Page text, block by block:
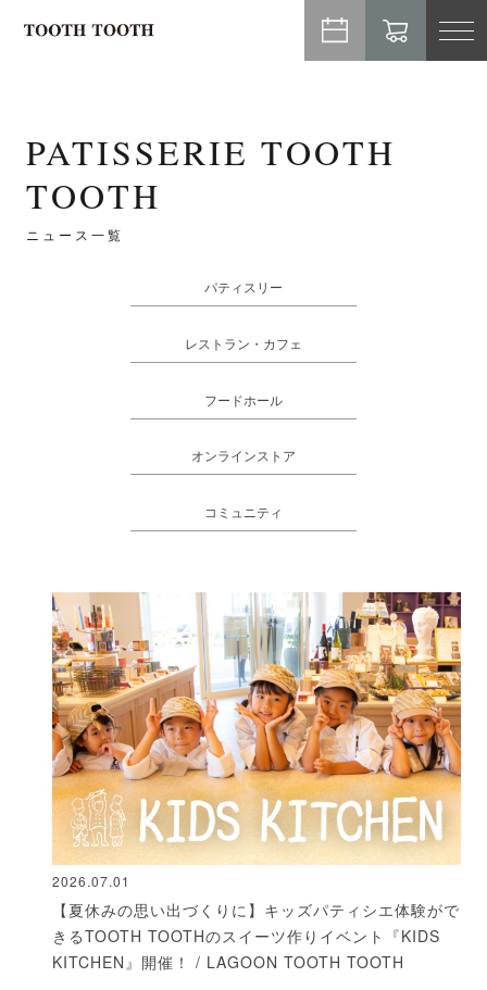
PATISSERIE TOOTH
TOOTH
ニュース一覧
パティスリー
レストラン・カフェ
フードホール
オンラインストア
コミュニティ
2026.07.01
【夏休みの思い出づくりに】キッズパティシエ体験がで
きるTOOTH TOOTHのスイーツ作りイベント『KIDS
KITCHEN』開催！ / LAGOON TOOTH TOOTH